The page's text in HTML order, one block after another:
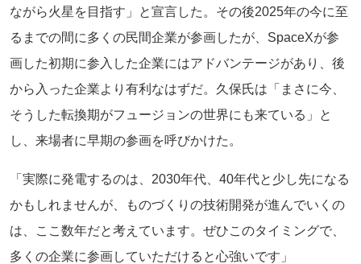
ながら火星を目指す」と宣言した。その後2025年の今に至
るまでの間に多くの民間企業が参画したが、SpaceXが参
画した初期に参入した企業にはアドバンテージがあり、後
から入った企業より有利なはずだ。久保氏は「まさに今、
そうした転換期がフュージョンの世界にも来ている」と
し、来場者に早期の参画を呼びかけた。
「実際に発電するのは、2030年代、40年代と少し先になる
かもしれませんが、ものづくりの技術開発が進んでいくの
は、ここ数年だと考えています。ぜひこのタイミングで、
多くの企業に参画していただけると心強いです」